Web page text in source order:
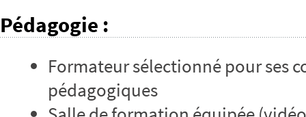
Pédagogie :
Formateur sélectionné pour ses
pédagogiques